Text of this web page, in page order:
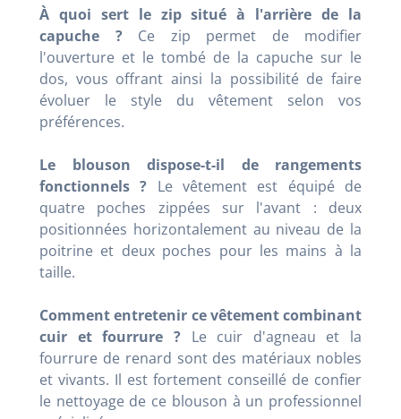
À quoi sert le zip situé à l'arrière de la
capuche ?Ce zip permet de modifier
l'ouverture et le tombé de la capuche sur le
dos, vous offrant ainsi la possibilité de faire
évoluer le style du vêtement selon vos
préférences.
Le blouson dispose-t-il de rangements
fonctionnels ? Le vêtement est équipé de
quatre poches zippées sur l'avant : deux
positionnées horizontalement au niveau de la
poitrine et deux poches pour les mains à la
taille.
Comment entretenir ce vêtement combinant
cuir et fourrure ?Le cuir d'agneau et la
fourrure de renard sont des matériaux nobles
et vivants. Il est fortement conseillé de confier
le nettoyage de ce blouson à un professionnel